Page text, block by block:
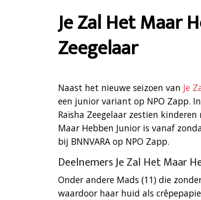
Je Zal Het Maar
Zeegelaar
Naast het nieuwe seizoen van Je
een junior variant op NPO Zapp.
Raïsha Zeegelaar zestien
Maar Hebben Junior is vanaf
bij BNNVARA op NPO Zapp.
Deelnemers Je Zal Het Maar
Onder andere Mads (11) die
waardoor haar huid als